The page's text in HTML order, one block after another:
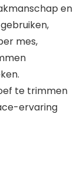
en
mes,
te trimmen
ervaring